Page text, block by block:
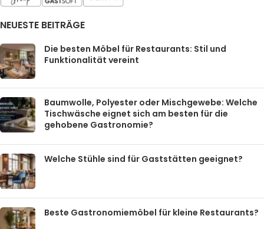
NEUESTE BEITRÄGE
Die besten Möbel für Restaurants: Stil und
Funktionalität vereint
Baumwolle, Polyester oder Mischgewebe: Welche
Tischwäsche eignet sich am besten für die
gehobene Gastronomie?
Welche Stühle sind für Gaststätten geeignet?
Beste Gastronomiemöbel für kleine Restaurants?